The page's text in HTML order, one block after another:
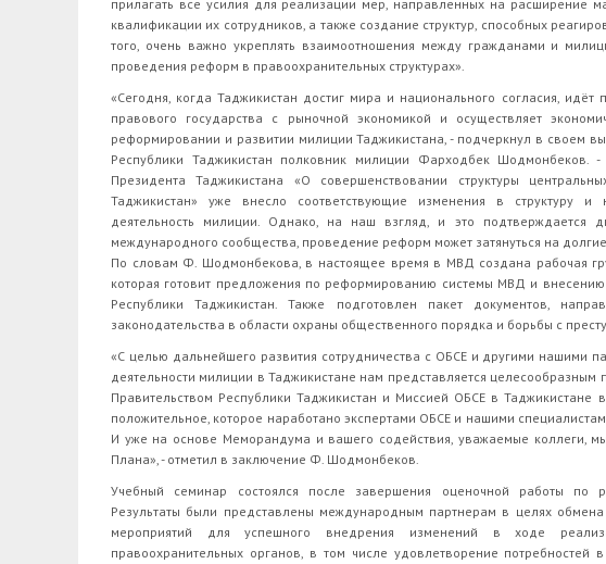
прилагать все усилия для реализации мер, направленных на расширение
квалификации их сотрудников, а также создание структур, способных
того, очень важно укреплять взаимоотношения между гражданами и
проведения реформ в правоохранительных структурах».
«Сегодня, когда Таджикистан достиг мира и национального согласия, идёт
правового государства с рыночной экономикой и осуществляет
реформировании и развитии милиции Таджикистана, - подчеркнул в своем
Республики Таджикистан полковник милиции Фарходбек Шодмонбеков.
Президента Таджикистана «О совершенствовании структуры
Таджикистан» уже внесло соответствующие изменения в структуру и
деятельность милиции. Однако, на наш взгляд, и это
международного сообщества, проведение реформ может затянуться на
По словам Ф. Шодмонбекова, в настоящее время в МВД создана рабочая
которая готовит предложения по реформированию системы МВД и
Республики Таджикистан. Также подготовлен пакет документов,
законодательства в области охраны общественного порядка и борьбы с
«С целью дальнейшего развития сотрудничества с ОБСЕ и другими нашими
деятельности милиции в Таджикистане нам представляется
Правительством Республики Таджикистан и Миссией ОБСЕ в Таджикистане
положительное, которое наработано экспертами ОБСЕ и нашими
И уже на основе Меморандума и вашего содействия, уважаемые коллеги,
Плана», - отметил в заключение Ф. Шодмонбеков.
Учебный семинар состоялся после завершения оценочной работы по
Результаты были представлены международным партнерам в целях
мероприятий для успешного внедрения изменений в ходе
правоохранительных органов, в том числе удовлетворение